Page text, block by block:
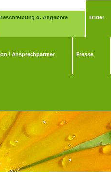
d. Angebote Bilder
/ Ansprechpartner Presse